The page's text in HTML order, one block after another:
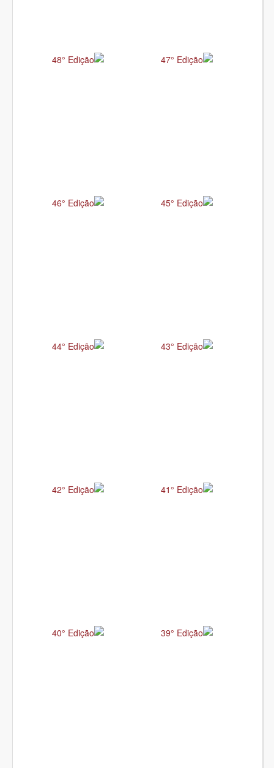
48° Edição 47° Edição
46° Edição 45° Edição
44° Edição 43° Edição
42° Edição 41° Edição
40° Edição 39° Edição